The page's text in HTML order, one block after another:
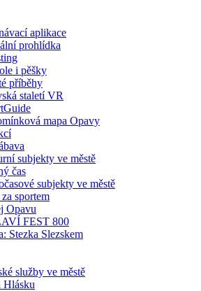
aplikace
prohlídka
i pěšky
příběhy
staletí VR
mapa Opavy
subjekty ve městě
čas
subjekty ve městě
sportem
Opavu
FEST 800
Stezka Slezskem
služby ve městě
Hlásku